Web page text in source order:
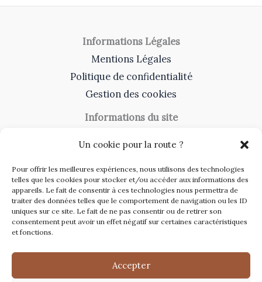
Un cookie pour la route ?
Pour offrir les meilleures expériences, nous utilisons des technologies
telles que les cookies pour stocker et/ou accéder aux informations des
appareils. Le fait de consentir à ces technologies nous permettra de
traiter des données telles que le comportement de navigation ou les ID
uniques sur ce site. Le fait de ne pas consentir ou de retirer son
consentement peut avoir un effet négatif sur certaines caractéristiques
et fonctions.
Accepter
Informations Légales
Mentions Légales
Politique de confidentialité
Gestion des cookies
Informations du site
Contact
Catégories du site
Travaux et rénovation
Toiture
Décoration